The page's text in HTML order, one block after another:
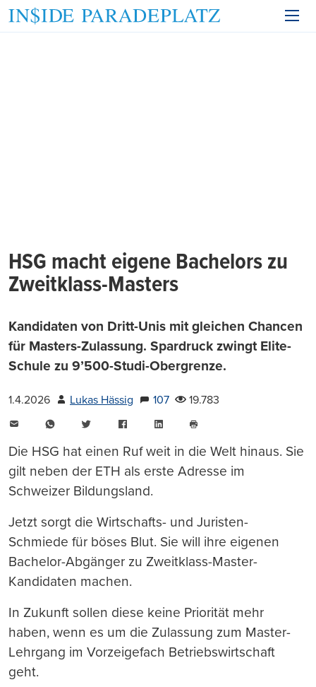
HSG macht eigene Bachelors zu
Zweitklass-Masters
Kandidaten von Dritt-Unis mit gleichen Chancen
für Masters-Zulassung. Spardruck zwingt Elite-
Schule zu 9’500-Studi-Obergrenze.
1.4.2026 Lukas Hässig 107
19.783
WhatsAppTwitter FacebookLinkedIn
drucken
Die HSG hat einen Ruf weit in die Welt hinaus. Sie
gilt neben der ETH als erste Adresse im
Schweizer Bildungsland.
Jetzt sorgt die Wirtschafts- und Juristen-
Schmiede für böses Blut. Sie will ihre eigenen
Bachelor-Abgänger zu Zweitklass-Master-
Kandidaten machen.
In Zukunft sollen diese keine Priorität mehr
haben, wenn es um die Zulassung zum Master-
Lehrgang im Vorzeigefach Betriebswirtschaft
geht.